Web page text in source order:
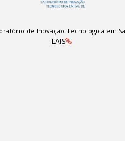
de Inovação Tecnológica em
LAIS